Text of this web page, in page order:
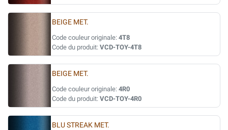
BEIGE MET.
Code couleur originale: 4T8
Code du produit: VCD-TOY-4T8
BEIGE MET.
Code couleur originale: 4R0
Code du produit: VCD-TOY-4R0
BLU STREAK MET.